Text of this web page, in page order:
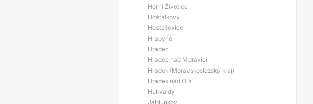
Horní Životice
Hošťálkovy
Hostašovice
Hrabyně
Hradec
Hradec nad Moravicí
Hrádek (Moravskoslezský kraj)
Hrádek nad Olší
Hukvaldy
Jablunkov